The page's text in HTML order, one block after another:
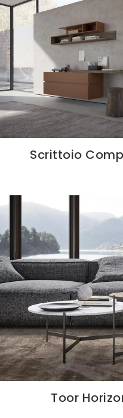
Scrittoio
Toor